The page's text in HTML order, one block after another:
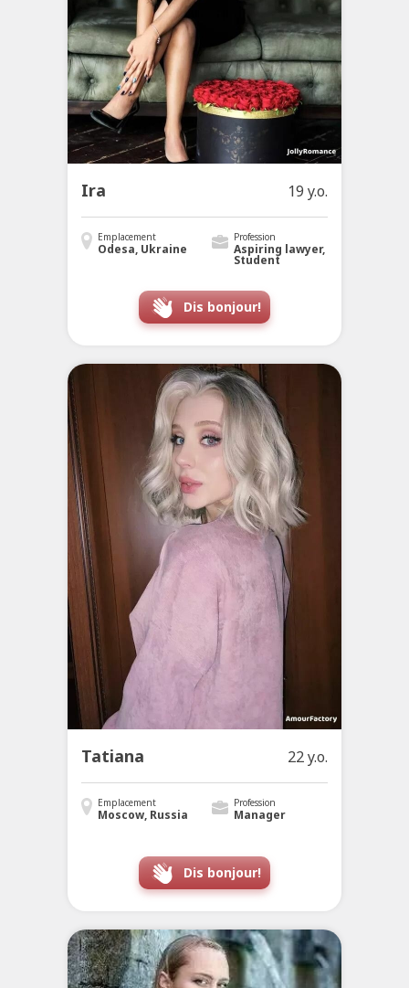
Ira 19 y.o.
Emplacement
Odesa, Ukraine
Profession
Aspiring lawyer,
Student
Dis bonjour!
Tatiana 22 y.o.
Emplacement
Moscow, Russia
Profession
Manager
Dis bonjour!